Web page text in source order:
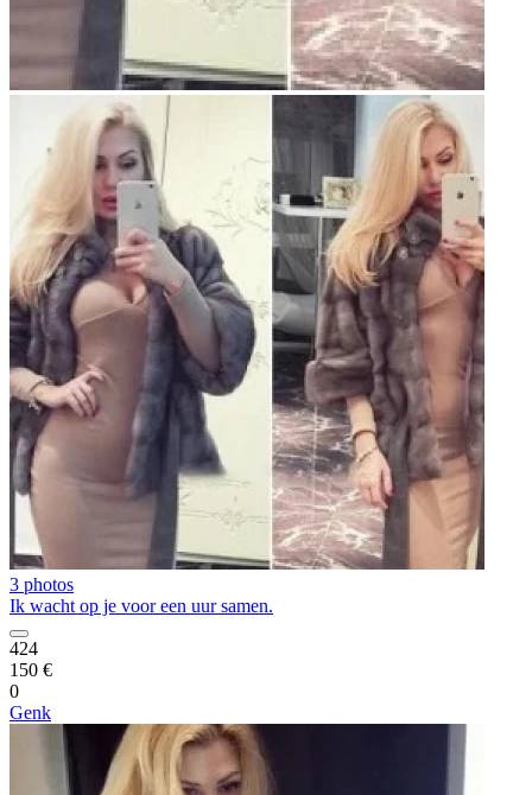
3 photos
Ik wacht op je voor een uur samen.
424
150 €
0
Genk